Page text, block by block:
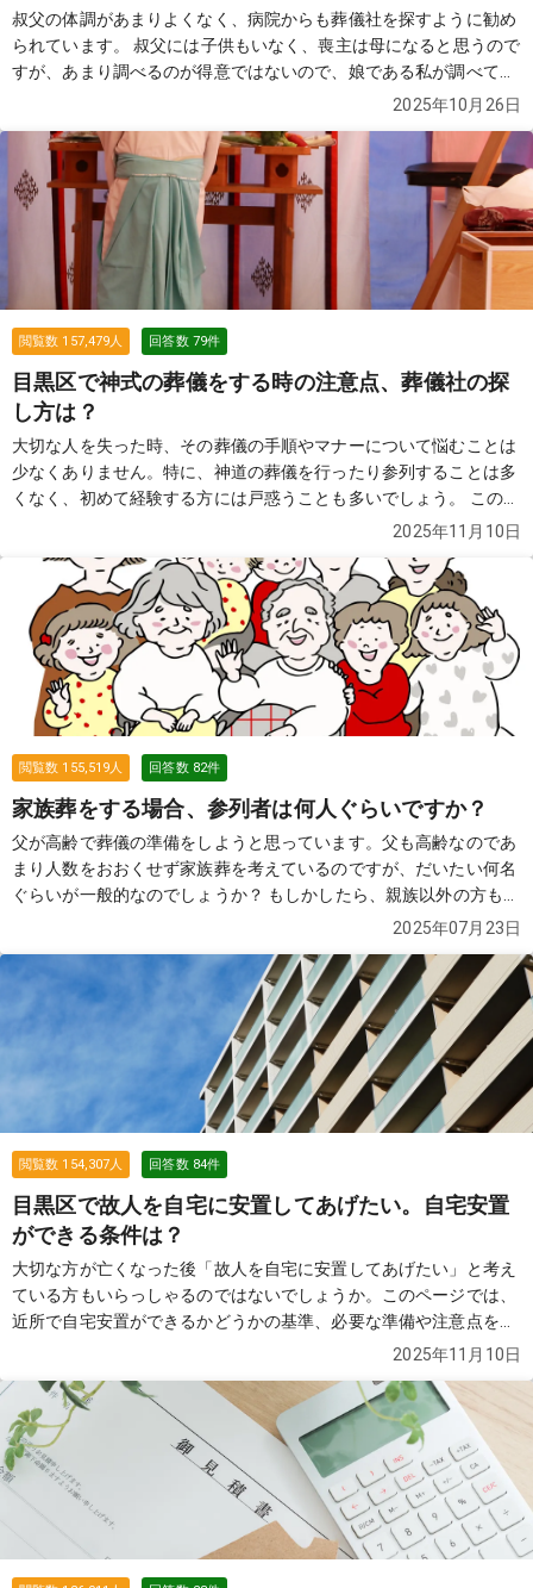
叔父の体調があまりよくなく、病院からも葬儀社を探すように勧め
られています。 叔父には子供もいなく、喪主は母になると思うので
すが、あまり調べるのが得意ではないので、娘である私が調べてい
をするのはちょっと...という感じなので、一日葬（通夜なしの葬
儀）を考えています。 親戚や本当に親しい人も合わせて20名はい
かないと思うのですが、通夜をしないと失礼になっていまうのでし
ょうか？
続きを見る
2025年10月26日
閲覧数 157,479人 回答数 79件
目黒区で神式の葬儀をする時の注意点、葬儀社の探
し方は？
大切な人を失った時、その葬儀の手順やマナーについて悩むことは
少なくありません。特に、神道の葬儀を行ったり参列することは多
くなく、初めて経験する方には戸惑うことも多いでしょう。 この質
問では、神式の葬儀の特徴や手順、マナーについて詳しく解説しま
2025年11月10日
閲覧数 155,519人 回答数 82件
家族葬をする場合、参列者は何人ぐらいですか？
父が高齢で葬儀の準備をしようと思っています。父も高齢なのであ
まり人数をおおくせず家族葬を考えているのですが、だいたい何名
ぐらいが一般的なのでしょうか？ もしかしたら、親族以外の方も参
列する可能性があります。 その場合は、お断りした方がよろしいで
2025年07月23日
閲覧数 154,307人 回答数 84件
目黒区で故人を自宅に安置してあげたい。自宅安置
ができる条件は？
大切な方が亡くなった後「故人を自宅に安置してあげたい」と考え
ている方もいらっしゃるのではないでしょうか。このページでは、
近所で自宅安置ができるかどうかの基準、必要な準備や注意点を解
2025年11月10日